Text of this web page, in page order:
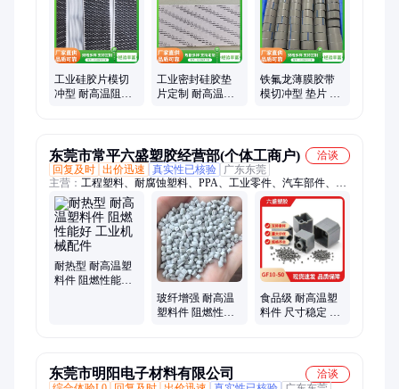
工业硅胶片模切
冲型 耐高温阻燃
工业密封硅胶垫
片定制 耐高温阻
铁氟龙薄膜胶带
模切冲型 垫片 适
东莞市常平六盛塑胶经营部(个体工商户)
洽谈
回复及时 出价迅速 真实性已核验
广东东莞
主营： 工程塑料、耐腐蚀塑料、PPA、工业零件、汽车部件、
PP、PC、PBT、PA612 GF20、PA612、PA66、PA46、PA10T、
PA9T、PA6T、PA6、HTN、PPS
耐热型 耐高温塑
料件 阻燃性能好
玻纤增强 耐高温
塑料件 阻燃性能
食品级 耐高温塑
料件 尺寸稳定 防
东莞市明阳电子材料有限公司
洽谈